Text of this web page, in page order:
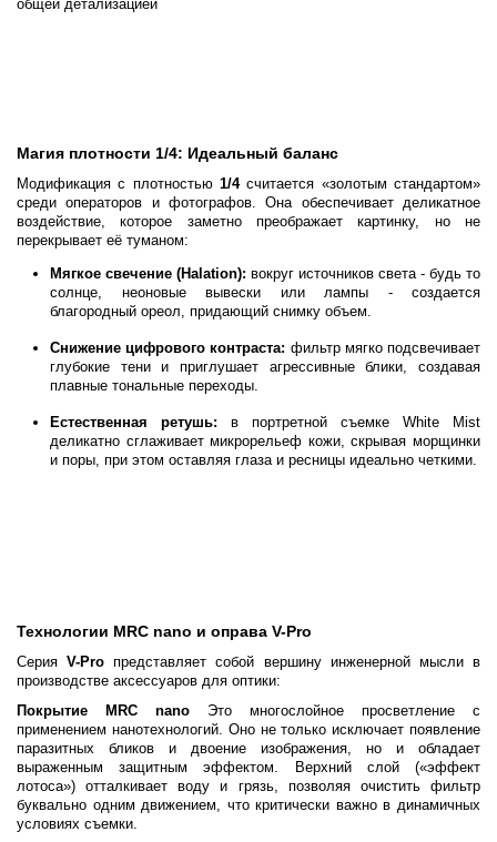
общей детализацией
Магия плотности 1/4: Идеальный баланс
Модификация с плотностью 1/4считается «золотым стандартом»
среди операторов и фотографов. Она обеспечивает деликатное
воздействие, которое заметно преображает картинку, но не
перекрывает её туманом:
Мягкое свечение (Halation): вокруг источников света - будь то
солнце, неоновые вывески или лампы - создается
благородный ореол, придающий снимку объем.
Снижение цифрового контраста: фильтр мягко подсвечивает
глубокие тени и приглушает агрессивные блики, создавая
плавные тональные переходы.
Естественная ретушь: в портретной съемке White Mist
деликатно сглаживает микрорельеф кожи, скрывая морщинки
и поры, при этом оставляя глаза и ресницы идеально четкими.
Технологии MRC nano и оправа V-Pro
СерияV-Pro представляет собой вершину инженерной мысли в
производстве аксессуаров для оптики:
Покрытие MRC nano Это многослойное просветление с
применением нанотехнологий. Оно не только исключает появление
паразитных бликов и двоение изображения, но и обладает
выраженным защитным эффектом. Верхний слой («эффект
лотоса») отталкивает воду и грязь, позволяя очистить фильтр
буквально одним движением, что критически важно в динамичных
условиях съемки.